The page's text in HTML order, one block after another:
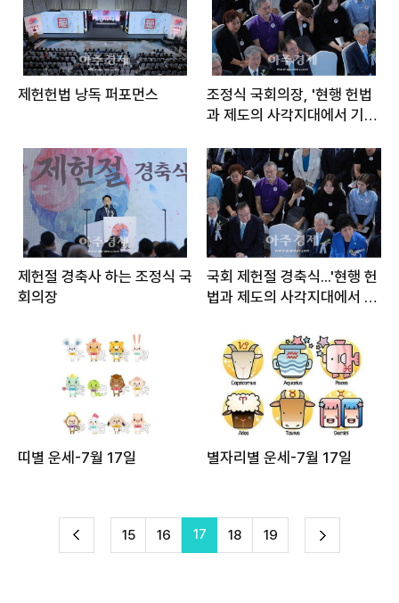
제헌헌법 낭독 퍼포먼스
조정식 국회의장, '현행 헌법
과 제도의 사각지대에서 기본
민 5명 초청'
제헌절 경축사 하는 ​​​​​​​조정식 국
회의장
국회 제헌절 경축식...'현행 헌
법과 제도의 사각지대에서 기
국민 5명' 초청
띠별 운세-7월 17일 별자리별 운세-7월 17일
이 15 16 17 18 19 다